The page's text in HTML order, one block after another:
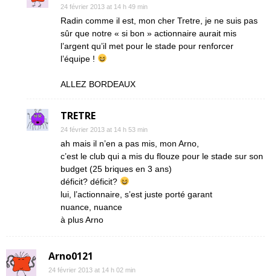
24 février 2013 at 14 h 49 min
Radin comme il est, mon cher Tretre, je ne suis pas
sûr que notre « si bon » actionnaire aurait mis
l’argent qu’il met pour le stade pour renforcer
l’équipe !
ALLEZ BORDEAUX
TRETRE
24 février 2013 at 14 h 53 min
ah mais il n’en a pas mis, mon Arno,
c’est le club qui a mis du flouze pour le stade sur son
budget (25 briques en 3 ans)
déficit? déficit?
lui, l’actionnaire, s’est juste porté garant
nuance, nuance
à plus Arno
Arno0121
24 février 2013 at 14 h 02 min